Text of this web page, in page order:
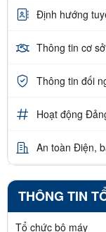
Định hướng
Thông tin cơ sở
Thông tin đối
Hoạt động
An toàn Điện,
THÔNG TIN
Tổ chức bộ máy